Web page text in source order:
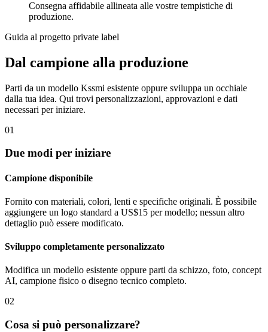
Consegna affidabile allineata alle vostre tempistiche di
produzione.
Guida al progetto private label
Dal campione alla produzione
Parti da un modello Kssmi esistente oppure sviluppa un occhiale
dalla tua idea. Qui trovi personalizzazioni, approvazioni e dati
necessari per iniziare.
01
Due modi per iniziare
Campione disponibile
Fornito con materiali, colori, lenti e specifiche originali. È possibile
aggiungere un logo standard a US$15 per modello; nessun altro
dettaglio può essere modificato.
Sviluppo completamente personalizzato
Modifica un modello esistente oppure parti da schizzo, foto, concept
AI, campione fisico o disegno tecnico completo.
02
Cosa si può personalizzare?